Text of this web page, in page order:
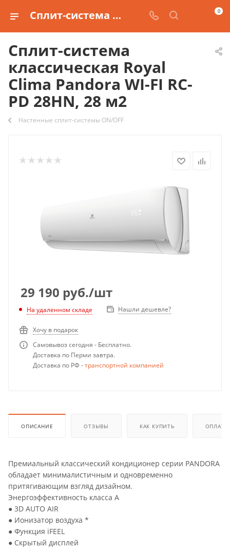
Сплит-система классическая Royal Clima Pandora WI-FI RC-PD 28HN, 28 м2 купить 0
Сплит-система
классическая Royal
Clima Pandora WI-FI RC-
PD 28HN, 28 м2
Настенные сплит-системы ON/OFF
29 190 руб./шт
На удаленном складе Нашли дешевле?
Хочу в подарок
Самовывоз сегодня - Бесплатно.
Доставка по Перми завтра.
Доставка по РФ -транспортной компанией
ОПИСАНИЕ ОТЗЫВЫ КАК КУПИТЬ ОПЛАТА
Премиальный классический кондиционер серии PANDORA
обладает минималистичным и одновременно
притягивающим взгляд дизайном.
Энергоэффективность класса А
● 3D AUTO AIR
● Ионизатор воздуха *
● Функция iFEEL
● Скрытый дисплей